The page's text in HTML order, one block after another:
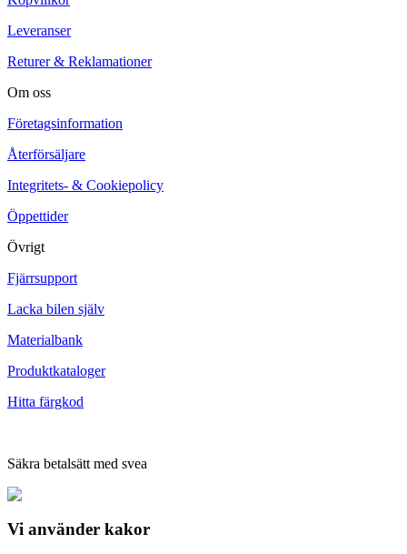
Leveranser
Returer & Reklamationer
Om oss
Företagsinformation
Återförsäljare
Integritets- & Cookiepolicy
Öppettider
Övrigt
Fjärrsupport
Lacka bilen själv
Materialbank
Produktkataloger
Hitta färgkod
Säkra betalsätt med svea
Vi använder kakor